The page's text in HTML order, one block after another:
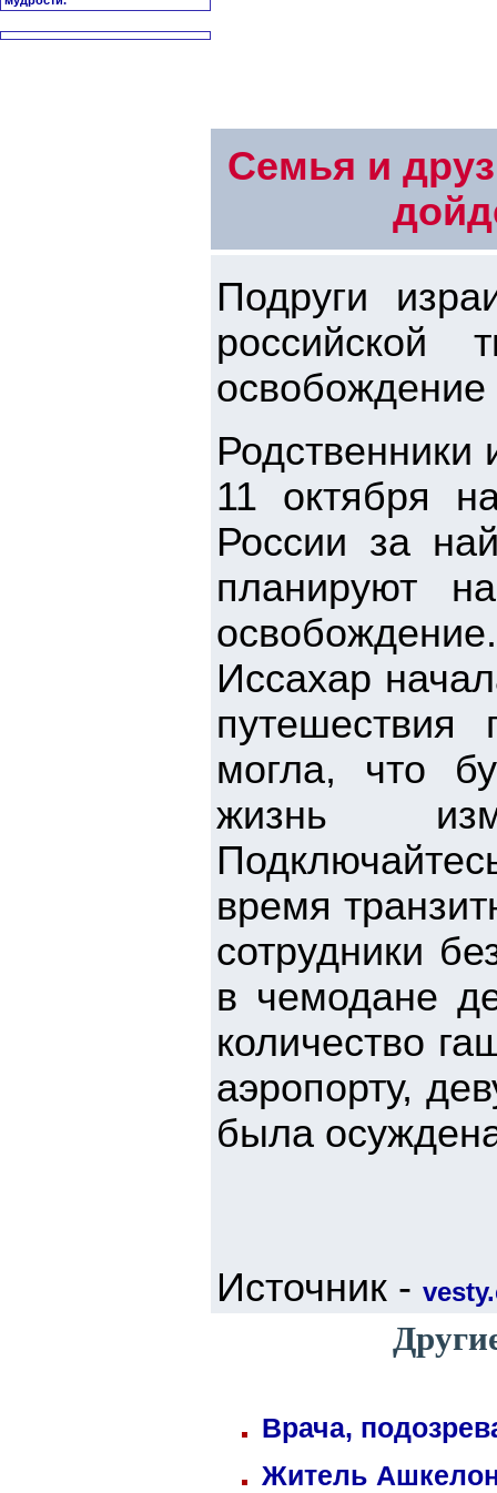
Семья и
Подруги
освобождение
11 октября
России за
планируют
Иссахар
могла, что
жизнь
время
сотрудники
в чемодане
количество
аэропорту,
была
Источник -
Врача,
Житель